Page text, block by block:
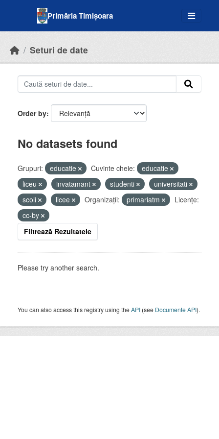
Primăria Timișoara
Seturi de date
Order by
No datasets found
Grupuri: educatie Cuvinte cheie:
educatie
liceu
invatamant studenti
universitati
scoli
licee Organizații: primariatm
Licenţe:
cc-by
Filtrează Rezultatele
Please try another search.
You can also access this registry using theAPI (see Documente API).